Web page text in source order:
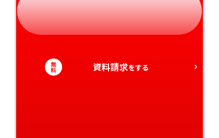
静岡県
和歌山県
徳島県
愛媛県
大分県
鹿児島県
無
料 資料請求をする